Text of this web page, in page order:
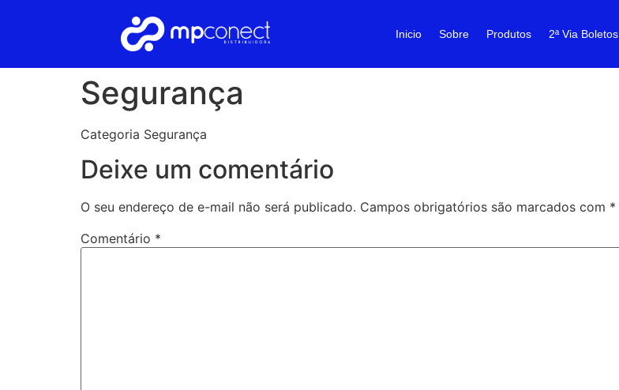
Inicio Sobre Produtos 2ª Via Boletos
Segurança
Categoria Segurança
Deixe um comentário
O seu endereço de e-mail não será publicado. Campos obrigatórios são marcados com *
Comentário *